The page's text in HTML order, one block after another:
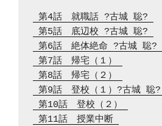
第4話　就職話 ?古城 聡?
第5話　底辺校 ?古城 聡?
第6話　絶体絶命 ?古城 聡?
第7話　帰宅（１）
第8話　帰宅（２）
第9話　登校（１）?古城 聡?
第10話　登校（２）
第11話　授業中断